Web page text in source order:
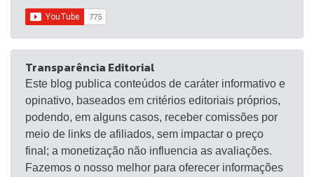
Transparência Editorial
Este blog publica conteúdos de caráter informativo e
opinativo, baseados em critérios editoriais próprios,
podendo, em alguns casos, receber comissões por
meio de links de afiliados, sem impactar o preço
final; a monetização não influencia as avaliações.
Fazemos o nosso melhor para oferecer informações